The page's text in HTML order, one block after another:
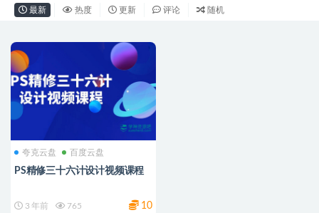
最新 热度 更新 评论 随机
夸克云盘 百度云盘
PS精修三十六计设计视频课程
3 年前 765 10